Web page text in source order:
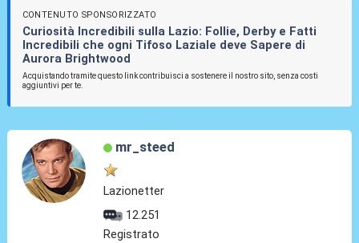
CONTENUTO SPONSORIZZATO
Curiosità Incredibili sulla Lazio: Follie, Derby e Fatti
Incredibili che ogni Tifoso Laziale deve Sapere di
Aurora Brightwood
Acquistando tramite questo link contribuisci a sostenere il nostro sito, senza costi
aggiuntivi per te.
mr_steed
Lazionetter
12.251
Registrato